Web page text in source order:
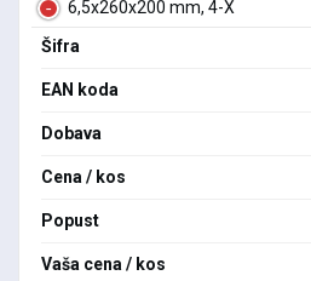
6,5x260x200 mm, 4-X
Šifra
EAN koda
Dobava
Cena / kos
Popust
Vaša cena / kos